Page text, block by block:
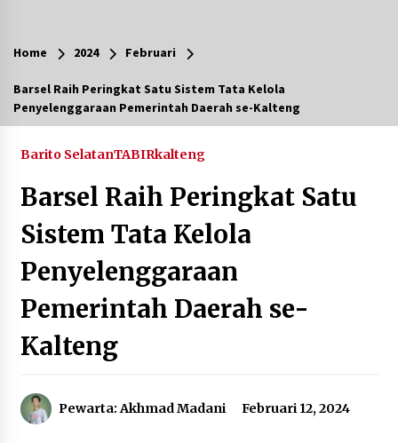
Agustus 4, 2026
Pelajar di HST Musnahkan Barang Bukti
Dana Transfer Pusat Berkurang, Pemkab
Balangan Pastikan Enam Prioritas
Agustus 4, 2026
Perkuat Tata Kelola Pemerintahan dan
Pelayanan Publik, Bupati Barito Utara Pimpin
Kaji Tiru ke DIY
Agustus 4, 2026
Agustus 4, 2026
Home 2024 Februari
Barsel Raih Peringkat Satu Sistem Tata Kelola
Penyelenggaraan Pemerintah Daerah se-Kalteng
Barito SelatanTABIRkalteng
Barsel Raih Peringkat Satu
Sistem Tata Kelola
Penyelenggaraan
Pemerintah Daerah se-
Kalteng
Pewarta: Akhmad Madani Februari 12, 2024